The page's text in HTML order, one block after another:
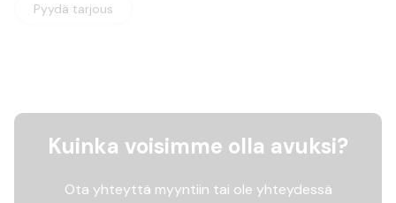
Pyydä tarjous
Kuinka voisimme olla avuksi?
Ota yhteyttä myyntiin tai ole yhteydessä